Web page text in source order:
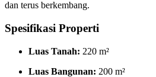
dan terus berkembang.
Spesifikasi Properti
Luas Tanah: 220 m²
Luas Bangunan: 200 m²